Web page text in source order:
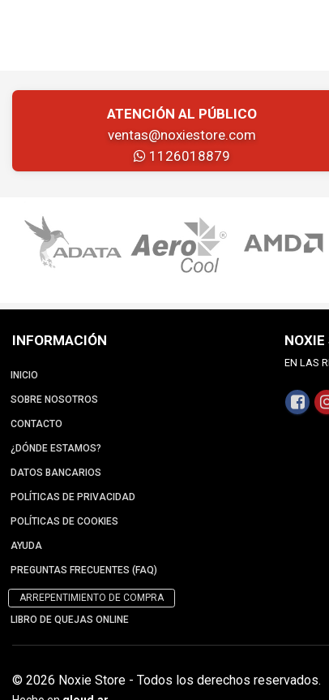
ATENCIÓN AL PÚBLICO
ventas@noxiestore.com
1126018879
INFORMACIÓN
INICIO
SOBRE NOSOTROS
CONTACTO
¿DÓNDE ESTAMOS?
DATOS BANCARIOS
POLÍTICAS DE PRIVACIDAD
POLÍTICAS DE COOKIES
AYUDA
PREGUNTAS FRECUENTES (FAQ)
ARREPENTIMIENTO DE COMPRA
LIBRO DE QUEJAS ONLINE
NOXIE
EN LAS
© 2026 Noxie Store - Todos los derechos reservados.